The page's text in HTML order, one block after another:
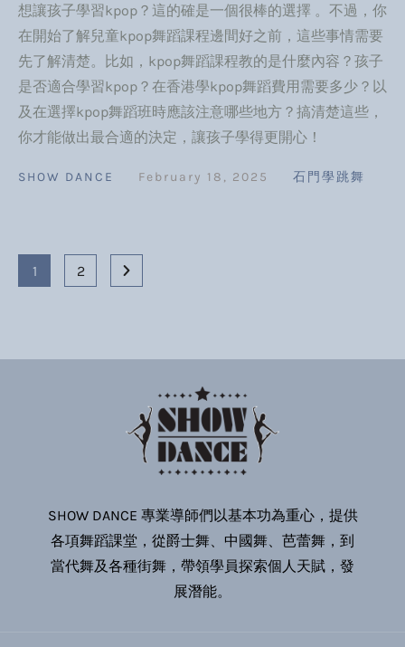
想讓孩子學習kpop？這的確是一個很棒的選擇 。不過，你
在開始了解兒童kpop舞蹈課程邊間好之前，這些事情需要
先了解清楚。比如，kpop舞蹈課程教的是什麼內容？孩子
是否適合學習kpop？在香港學kpop舞蹈費用需要多少？以
及在選擇kpop舞蹈班時應該注意哪些地方？搞清楚這些，
你才能做出最合適的決定，讓孩子學得更開心！
SHOW DANCE February 18, 2025 石門學跳舞
1 2
SHOW DANCE 專業導師們以基本功為重心，提供
各項舞蹈課堂，從爵士舞、中國舞、芭蕾舞，到
當代舞及各種街舞，帶領學員探索個人天賦，發
展潛能。